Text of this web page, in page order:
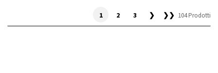
1 2 3 ❯ ❯❯ 104 Prodotti